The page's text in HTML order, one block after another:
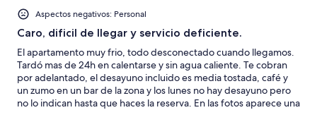
Aspectos negativos: Personal
Caro, dificil de llegar y servicio deficiente.
El apartamento muy frio, todo desconectado cuando llegamos.
Tardó mas de 24h en calentarse y sin agua caliente. Te cobran
por adelantado, el desayuno incluido es media tostada, café y
un zumo en un bar de la zona y los lunes no hay desayuno pero
no lo indican hasta que haces la reserva. En las fotos aparece una